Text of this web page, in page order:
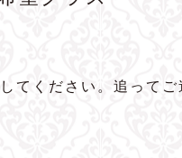
てください。追ってご